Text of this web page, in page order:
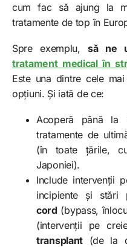
cum fac să ajung la
tratamente de top în
Spre exemplu,să ne
tratament medical în
Este una dintre cele
opțiuni. Și iată de ce:
Acoperă până la
tratamente de
(în toate țările,
Japoniei).
Include intervenții
incipiente și stări
cord (bypass,
(intervenții pe
transplant (de la